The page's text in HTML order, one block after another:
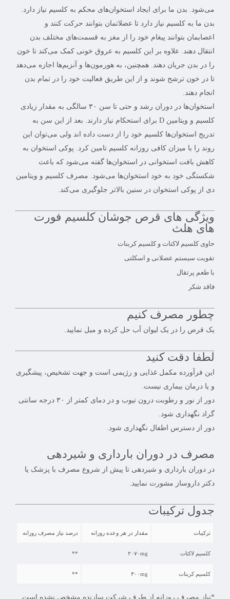
می‌شود. بدن ما برای ایجاد استخوان‌های محکم به کلسیم نیاز دارد.
بدن ما به کلسیم نیاز دارد تا عضلاتمان بتوانند حرکت کنند و
اعصابمان بتوانند پیغام خود را از مغز به قسمت‌های مختلف بدن
انتقال دهند. علاوه بر این کلسیم به عروق خونی کمک می‌کند تا خون
را در بدن جریان دهند. همچنین، به هورمون‌‌ها و آنزیم‌‌ها اجازه می‌دهد
تا در خون ترشح شوند و از این طریق فعالیت خود را در تمام بدن
انجام دهند.
استخوان‌ها در دوران رشد و حتی تا سن ۳۰ سالگی به مقدار زیادی
کلسیم و ویتامین D برای استحکام نیاز دارند. بعد از این سن به
تدریج استخوان‌ها کلسیم خود را از دست داده اند ولی می‌توان این
روند را با میزان کافی روزانه کلسیم تامین کرد. پوکی استخوان به
کاهش بافت استخوانی در استخوان‌ها گفته می‌شود که باعث
شکستگی خود به خود استخوان‌ها می‌شود. مصرف کلسیم و ویتامین
دی از پوکی استخوان در سنین بالاتر جلوگیری می‌کند.
ویژگی های قرص جوشان کلسیم فورت
‌های هلث
حاوی کلسیم لاکتات و کلسیم کربنات
تقویت سیستم عضلانی و اسکلتی
با طعم پرتقال
فاقد شکر
چطور مصرف کنیم
یک قرص را در یک لیوان آب حل کرده و میل نمایید.
لطفا دقت کنید
این فرآورده مکمل غذایی و رژیمی است و جهت تشخیص، پیشگیری
و یا درمان بیماری نیست.
دور از نور و رطوبت درون تیوب و در دمای کمتر از ۳۰ درجه سانتی
گراد نگهداری شود.
دور از دسترس اطفال نگهداری شود.
مصرف در دوران بارداری و شیردهی
در دوران بارداری و شیردهی تا پیش از شروع مصرف با پزشک یا
دکتر داروساز مشورت نمایید.
جدول ترکیبات
ترکیبات مقدار در هر وعده روزانه درصد نیاز مصرف روزانه
کلسیم لاکتات ۲۰۷۰mg **
کلسیم کربنات ۳۰۰mg **
*نیاز مصرف روزانه از طرف شرکت سازنده مشخص نشده است.